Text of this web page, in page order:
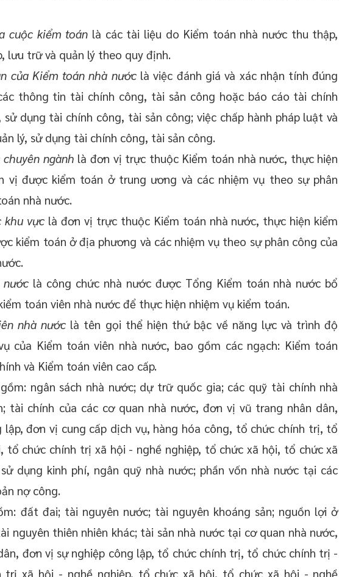
cuộc kiểm toán là các tài liệu do Kiểm toán nhà nước thu thập,
lưu trữ và quản lý theo quy định.
của Kiểm toán nhà nướclà việc đánh giá và xác nhận tính đúng
thông tin tài chính công, tài sản công hoặc báo cáo tài chính
sử dụng tài chính công, tài sản công; việc chấp hành pháp luật và
lý, sử dụng tài chính công, tài sản công.
ngành là đơn vị trực thuộc Kiểm toán nhà nước, thực hiện
vị được kiểm toán ở trung ương và các nhiệm vụ theo sự phân
nhà nước.
khu vựclà đơn vị trực thuộc Kiểm toán nhà nước, thực hiện kiểm
kiểm toán ở địa phương và các nhiệm vụ theo sự phân công của
nướclà công chức nhà nước được Tổng Kiểm toán nhà nước bổ
toán viên nhà nước để thực hiện nhiệm vụ kiểm toán.
nhà nước là tên gọi thể hiện thứ bậc về năng lực và trình độ
của Kiểm toán viên nhà nước, bao gồm các ngạch: Kiểm toán
và Kiểm toán viên cao cấp.
ngân sách nhà nước; dự trữ quốc gia; các quỹ tài chính nhà
tài chính của các cơ quan nhà nước, đơn vị vũ trang nhân dân,
lập, đơn vị cung cấp dịch vụ, hàng hóa công, tổ chức chính trị, tổ
tổ chức chính trị xã hội - nghề nghiệp, tổ chức xã hội, tổ chức xã
dụng kinh phí, ngân quỹ nhà nước; phần vốn nhà nước tại các
nợ công.
đất đai; tài nguyên nước; tài nguyên khoáng sản; nguồn lợi ở
nguyên thiên nhiên khác; tài sản nhà nước tại cơ quan nhà nước,
đơn vị sự nghiệp công lập, tổ chức chính trị, tổ chức chính trị -
trị xã hội - nghề nghiệp, tổ chức xã hội, tổ chức xã hội - nghề